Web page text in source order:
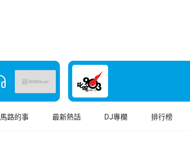
馬路的事 最新熱話 DJ專欄 排行榜